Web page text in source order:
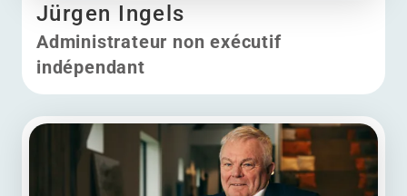
Jürgen Ingels
Administrateur non exécutif
indépendant
Jürgen Ingels